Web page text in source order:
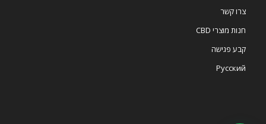
צרו קשר
חנות מוצרי CBD
קבע פגישה
Русский